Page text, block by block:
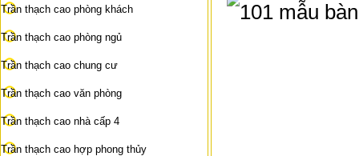
Trần thạch cao phòng khách
Trần thạch cao phòng ngủ
Trần thạch cao chung cư
Trần thạch cao văn phòng
Trần thạch cao nhà cấp 4
Trần thạch cao hợp phong thủy